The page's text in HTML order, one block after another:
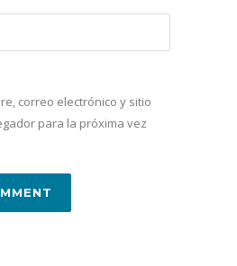
correo electrónico y sitio
para la próxima vez